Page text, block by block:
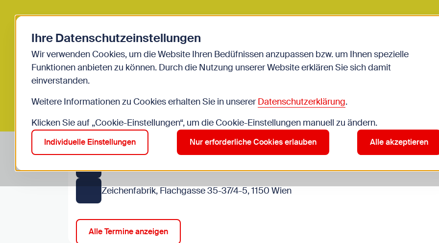
Start Jugendliche Events Manga Characterdesign
AUSGEBUCHT GRATIS
Manga Characterdesign
Do, 6.8., 13:00–17:00
Zeichenfabrik, Flachgasse 35-37/4-5, 1150 Wien
Anmeldung
Alle Termine anzeigen
Ihre Datenschutzeinstellungen
Wir verwenden Cookies, um die Website Ihren Bedüfnissen anzupassen bzw. um Ihnen spezielle
Funktionen anbieten zu können. Durch die Nutzung unserer Website erklären Sie sich damit
einverstanden.
Weitere Informationen zu Cookies erhalten Sie in unsererDatenschutzerklärung.
Klicken Sie auf „Cookie-Einstellungen“, um die Cookie-Einstellungen manuell zu ändern.
Individuelle Einstellungen Nur erforderliche Cookies erlauben Alle akzeptieren